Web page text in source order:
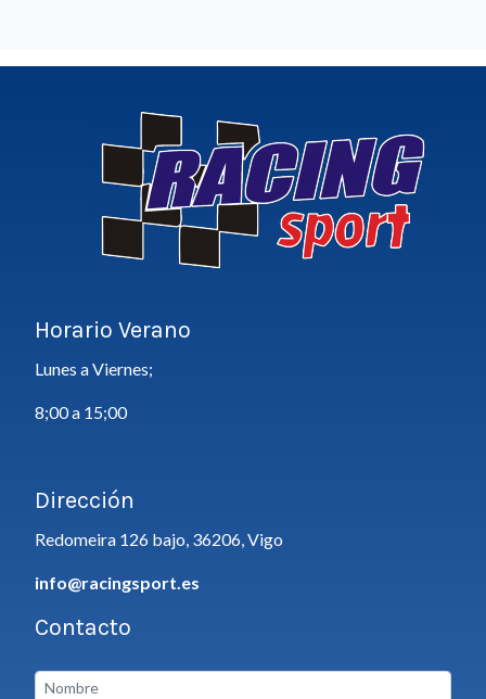
Horario Verano
Lunes a Viernes;
8;00 a 15;00
Dirección
Redomeira 126 bajo, 36206, Vigo
info@racingsport.es
Contacto